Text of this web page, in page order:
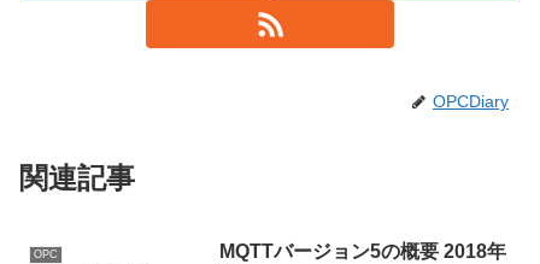
OPCDiary
関連記事
OPC
MQTTバージョン5の概要 2018年